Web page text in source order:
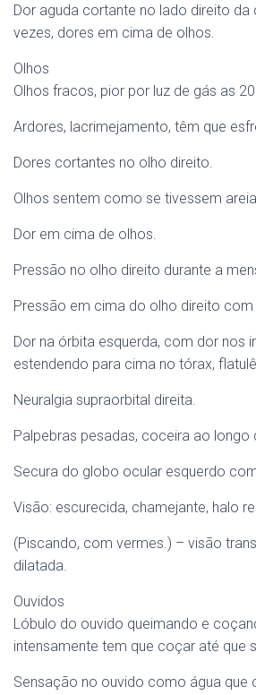
Dor aguda cortante no lado direito
vezes, dores em cima de olhos.
Olhos
Olhos fracos, pior por luz de gás as
Ardores, lacrimejamento, têm que
Dores cortantes no olho direito.
Olhos sentem como se tivessem
Dor em cima de olhos.
Pressão no olho direito durante a
Pressão em cima do olho direito com
Dor na órbita esquerda, com dor nos
estendendo para cima no tórax,
Neuralgia supraorbital direita.
Palpebras pesadas, coceira ao longo
Secura do globo ocular esquerdo
Visão: escurecida, chamejante, halo
(Piscando, com vermes.) – visão
dilatada.
Ouvidos
Lóbulo do ouvido queimando e
intensamente tem que coçar até que
Sensação no ouvido como água que